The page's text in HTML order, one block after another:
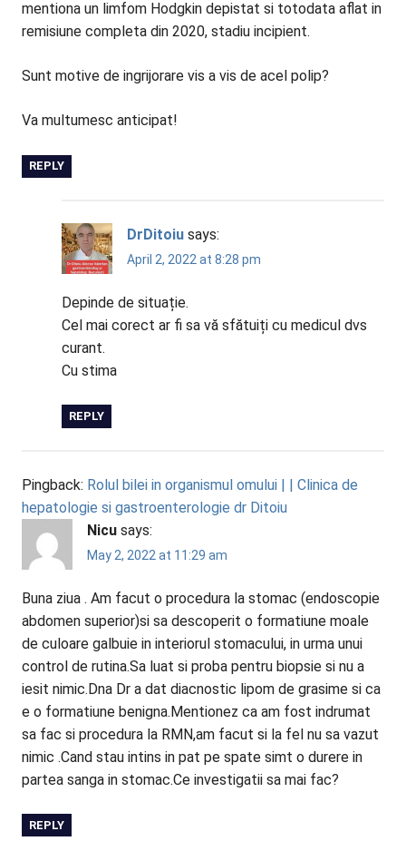
mentiona un limfom Hodgkin depistat si totodata aflat in
remisiune completa din 2020, stadiu incipient.
Sunt motive de ingrijorare vis a vis de acel polip?
Va multumesc anticipat!
REPLY
DrDitoiu says:
April 2, 2022 at 8:28 pm
Depinde de situație.
Cel mai corect ar fi sa vă sfătuiți cu medicul dvs
curant.
Cu stima
REPLY
Pingback: Rolul bilei in organismul omului | | Clinica de
hepatologie si gastroenterologie dr Ditoiu
Nicu says:
May 2, 2022 at 11:29 am
Buna ziua . Am facut o procedura la stomac (endoscopie
abdomen superior)si sa descoperit o formatiune moale
de culoare galbuie in interiorul stomacului, in urma unui
control de rutina.Sa luat si proba pentru biopsie si nu a
iesit nimic.Dna Dr a dat diacnostic lipom de grasime si ca
e o formatiune benigna.Mentionez ca am fost indrumat
sa fac si procedura la RMN,am facut si la fel nu sa vazut
nimic .Cand stau intins in pat pe spate simt o durere in
partea sanga in stomac.Ce investigatii sa mai fac?
REPLY